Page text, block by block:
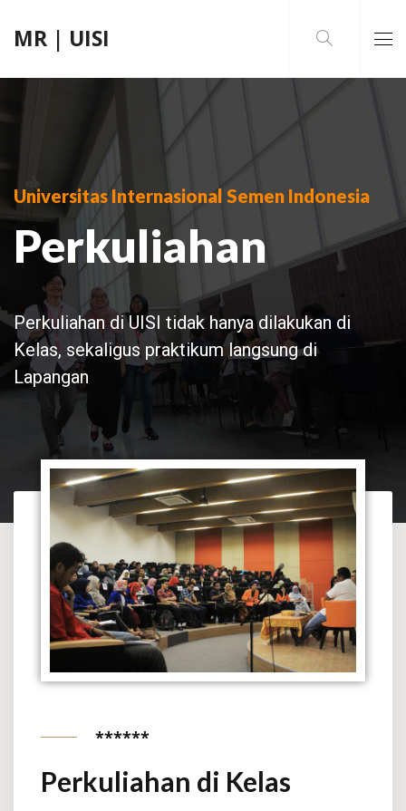
MR | UISI
Universitas Internasional Semen Indonesia
Perkuliahan
Perkuliahan di UISI tidak hanya dilakukan di
Kelas, sekaligus praktikum langsung di
Lapangan
******
Perkuliahan di Kelas